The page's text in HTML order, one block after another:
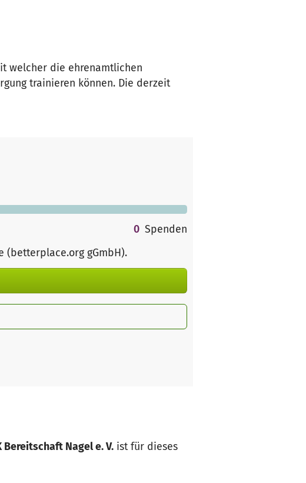
welcher die ehrenamtlichen
trainieren können. Die derzeit
0 Spenden
(betterplace.org gGmbH).
Nagel e. V.ist für dieses